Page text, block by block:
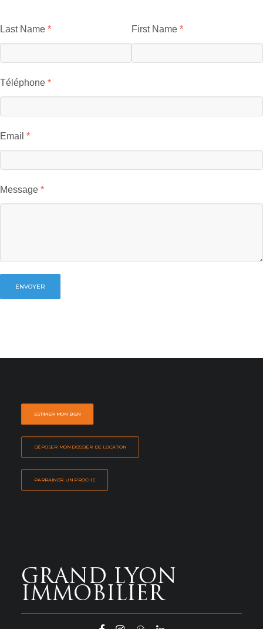
Last Name First Name
Téléphone
Email
Message
ENVOYER
ESTIMER MON BIEN
DÉPOSER MON DOSSIER DE LOCATION
PARRAINER UN PROCHE
GRAND LYON
IMMOBILIER